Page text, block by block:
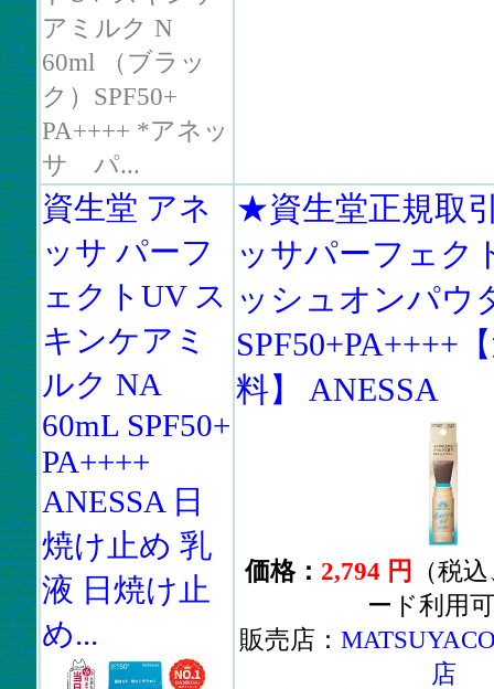
アミルク N
60ml （ブラッ
ク）SPF50+
PA++++ *アネッ
サ パ...
資生堂 アネ
ッサ パーフ
ェクトUV ス
キンケアミ
ルク NA
60mL SPF50+
PA++++
ANESSA 日
焼け止め 乳
液 日焼け止
め...
★資生堂正規取
ッサパーフェク
ッシュオンパウ
SPF50+PA++++
料】 ANESSA
価格： 2,794 円
（税
ード利用
販売店：
店